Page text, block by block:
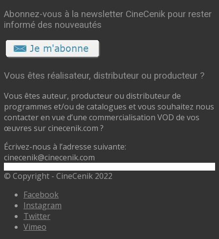
Abonnez-vous à la newsletter CineCenik pour rester
informé des nouveautés
Vous êtes réalisateur, distributeur ou producteur ?
Vous êtes auteur, producteur ou distributeur de
programmes et/ou de catalogues et vous souhaitez nous
contacter en vue d’une commercialisation VOD de vos
œuvres sur cinecenik.com ?
Écrivez-nous à l’adresse suivante:
cinecenik@cinecenik.com
© Copyright - CineCenik 2022
Facebook
Instagram
Twitter
Vimeo